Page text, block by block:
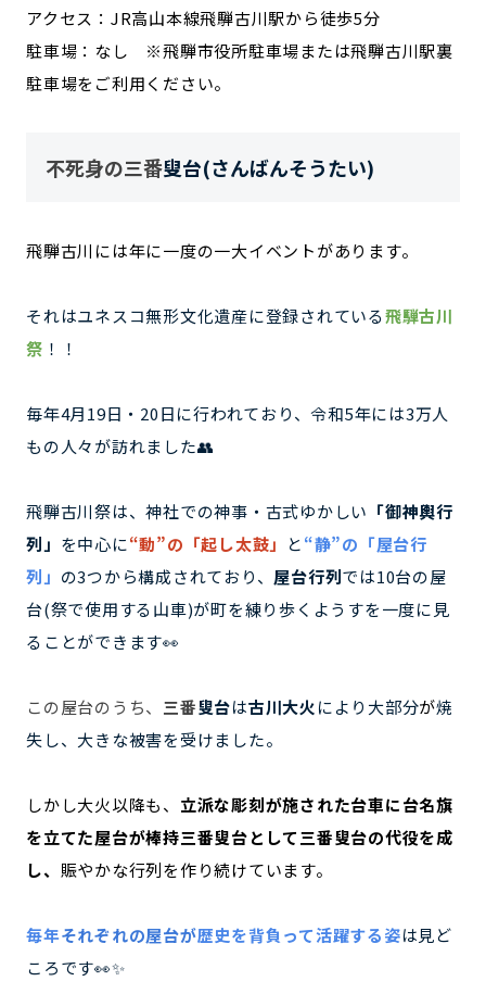
アクセス：JR高山本線飛騨古川駅から徒歩5分
駐車場：なし ※飛騨市役所駐車場または飛騨古川駅裏
駐車場をご利用ください。
不死身の三番叟台(さんばんそうたい)
飛騨古川には年に一度の一大イベントがあります。
それはユネスコ無形文化遺産に登録されている飛騨古川
祭 ！！
毎年4月19日・20日に行われており、令和5年には3万人
もの人々が訪れました👥
飛騨古川祭は、神社での神事・古式ゆかしい 「御神輿行
列」 を中心に“動”の「起し太鼓」 と“静”の「屋台行
列」 の3つから構成されており、屋台行列では10台の屋
台(祭で使用する山車)が町を練り歩くようすを一度に見
ることができます👀
この屋台のうち、 三番叟台は古川大火により大部分が焼
失し、大きな被害を受けました。
しかし大火以降も、 立派な彫刻が施された台車に台名旗
を立てた屋台が棒持三番叟台として三番叟台の代役を成
し、 賑やかな行列を作り続けています。
毎年それぞれの屋台が歴史を背負って活躍する姿は見ど
ころです👀✨